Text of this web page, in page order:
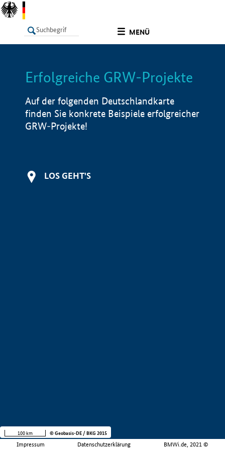
MENÜ
LISTE Info
Erfolgreiche GRW-Projekte
Auf der folgenden Deutschlandkarte
finden Sie konkrete Beispiele erfolgreicher
GRW-Projekte!
LOS GEHT'S
Impressum Datenschutzerklärung BMWi.de, 2021 ©
100 km © Geobasis-DE / BKG 2015